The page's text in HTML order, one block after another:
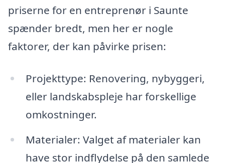
priserne for en entreprenør i Saunte
spænder bredt, men her er nogle
faktorer, der kan påvirke prisen:
Projekttype: Renovering, nybyggeri,
eller landskabspleje har forskellige
omkostninger.
Materialer: Valget af materialer kan
have stor indflydelse på den samlede